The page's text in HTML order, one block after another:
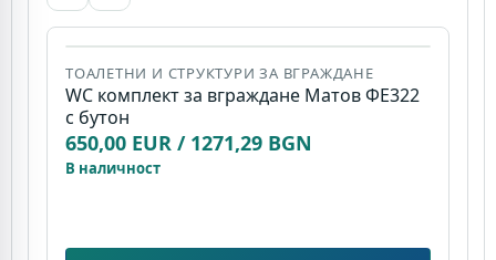
ТОАЛЕТНИ И СТРУКТУРИ ЗА ВГРАЖДАНЕ
WC комплект за вграждане Матов ФЕ322
с бутон
650,00 EUR / 1271,29 BGN
В наличност